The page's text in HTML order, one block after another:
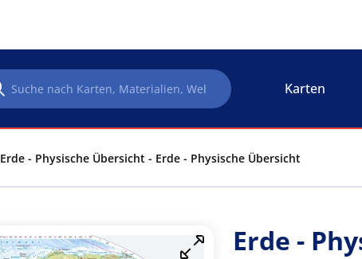
Karten
Erde - Physische Übersicht - Erde - Physische Übersicht
Erde -